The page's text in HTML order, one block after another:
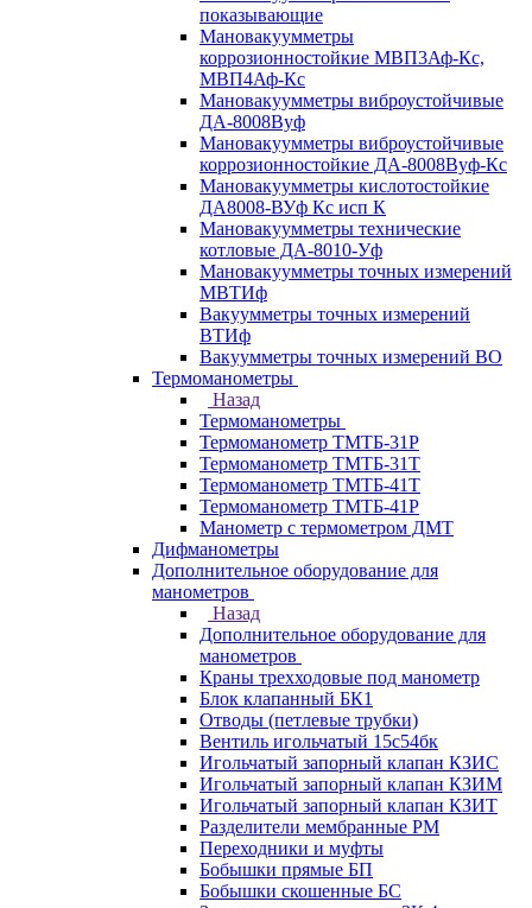
показывающие
Мановакуумметры
коррозионностойкие МВП3Аф-Кс,
МВП4Аф-Кс
Мановакуумметры виброустойчивые
ДА-8008Вуф
Мановакуумметры виброустойчивые
коррозионностойкие ДА-8008Вуф-Кс
Мановакуумметры кислотостойкие
ДА8008-ВУф Кс исп К
Мановакуумметры технические
котловые ДА-8010-Уф
Мановакуумметры точных измерений
МВТИф
Вакуумметры точных измерений
ВТИф
Вакуумметры точных измерений ВО
Термоманометры
Назад
Термоманометры
Термоманометр ТМТБ-31Р
Термоманометр ТМТБ-31Т
Термоманометр ТМТБ-41Т
Термоманометр ТМТБ-41Р
Манометр с термометром ДМТ
Дифманометры
Дополнительное оборудование для
манометров
Назад
Дополнительное оборудование для
манометров
Краны трехходовые под манометр
Блок клапанный БК1
Отводы (петлевые трубки)
Вентиль игольчатый 15с54бк
Игольчатый запорный клапан КЗИС
Игольчатый запорный клапан КЗИМ
Игольчатый запорный клапан КЗИТ
Разделители мембранные РМ
Переходники и муфты
Бобышки прямые БП
Бобышки скошенные БС